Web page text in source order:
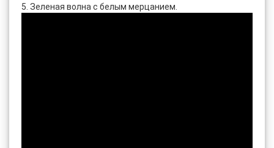
5. Зеленая волна с белым мерцанием.